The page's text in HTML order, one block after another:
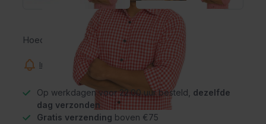
Hoed
Informeer mij wanneer dit product op voorraad is
Op werkdagen voor 22.00 uur besteld, dezelfde
dag verzonden
Gratis verzending boven €75